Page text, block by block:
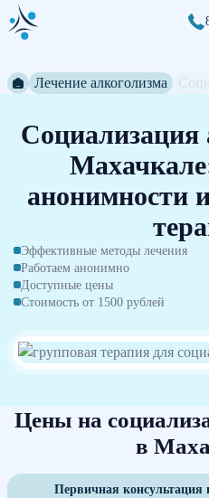
Лечение алкоголизма
Социализация
анонимности
Эффективные методы лечения
Работаем анонимно
Доступные цены
Стоимость от 1500 рублей
Цены на
в
Первичная консультация